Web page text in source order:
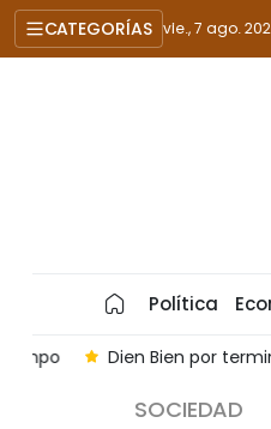
CATEGORÍAS vie., 7 ago.
Política
Dien Bien por terminar
SOCIEDAD